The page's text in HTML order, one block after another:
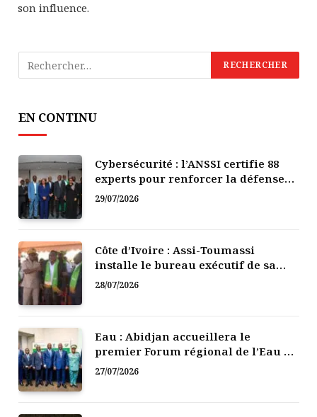
son influence.
EN CONTINU
Cybersécurité : l’ANSSI certifie 88
experts pour renforcer la défense
numérique de la Côte d’Ivoire
29/07/2026
Côte d’Ivoire : Assi-Toumassi
installe le bureau exécutif de sa
mutuelle de développement
28/07/2026
Eau : Abidjan accueillera le
premier Forum régional de l’Eau de
l’Afrique de l’Ouest
27/07/2026